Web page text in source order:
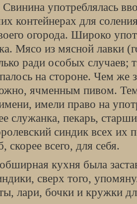
употреблялась
контейнерах для
огорода. Широко
Мясо из мясной лавки
ради особых случаев;
на стороне. Чем же
ячменным пивом. Тем
имели право на
служанка, пекарь,
синдик всех их
скорее всего, для себя.
кухня была
сверх того,
лари, бочки и кружки